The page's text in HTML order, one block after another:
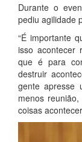
Durante o
pediu agilidade
“É importante
isso acontecer
que é para
destruir
gente apresse
menos
coisas